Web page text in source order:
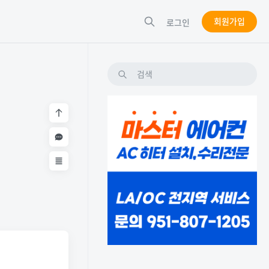
로그인 회원가입